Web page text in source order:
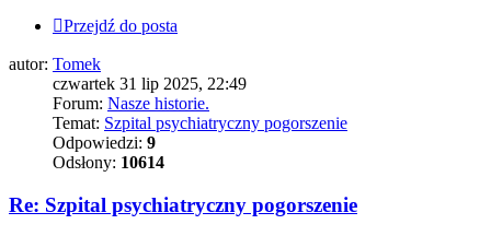
Przejdź do posta
autor: Tomek
czwartek 31 lip 2025, 22:49
Forum: Nasze historie.
Temat: Szpital psychiatryczny pogorszenie
Odpowiedzi: 9
Odsłony: 10614
Re: Szpital psychiatryczny pogorszenie